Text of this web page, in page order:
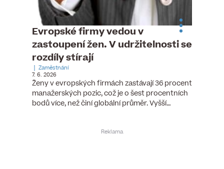
Evropské firmy vedou v
zastoupení žen. V udržitelnosti se
rozdíly stírají
Zaměstnání
7. 6. 2026
Ženy v evropských firmách zastávají 36 procent
manažerských pozic, což je o šest procentních
bodů více, než činí globální průměr. Vyšší…